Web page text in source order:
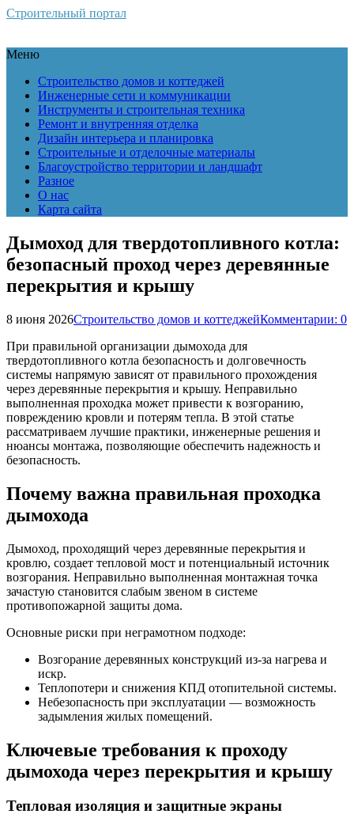
Строительный портал
Меню
Строительство домов и коттеджей
Инженерные сети и коммуникации
Инструменты и строительная техника
Ремонт и внутренняя отделка
Дизайн интерьера и планировка
Строительные и отделочные материалы
Благоустройство территории и ландшафт
Разное
О нас
Карта сайта
Дымоход для твердотопливного котла:
безопасный проход через деревянные
перекрытия и крышу
8 июня 2026Строительство домов и коттеджейКомментарии: 0
При правильной организации дымохода для
твердотопливного котла безопасность и долговечность
системы напрямую зависят от правильного прохождения
через деревянные перекрытия и крышу. Неправильно
выполненная проходка может привести к возгоранию,
повреждению кровли и потерям тепла. В этой статье
рассматриваем лучшие практики, инженерные решения и
нюансы монтажа, позволяющие обеспечить надежность и
безопасность.
Почему важна правильная проходка
дымохода
Дымоход, проходящий через деревянные перекрытия и
кровлю, создает тепловой мост и потенциальный источник
возгорания. Неправильно выполненная монтажная точка
зачастую становится слабым звеном в системе
противопожарной защиты дома.
Основные риски при неграмотном подходе:
Возгорание деревянных конструкций из-за нагрева и
искр.
Теплопотери и снижения КПД отопительной системы.
Небезопасность при эксплуатации — возможность
задымления жилых помещений.
Ключевые требования к проходу
дымохода через перекрытия и крышу
Тепловая изоляция и защитные экраны